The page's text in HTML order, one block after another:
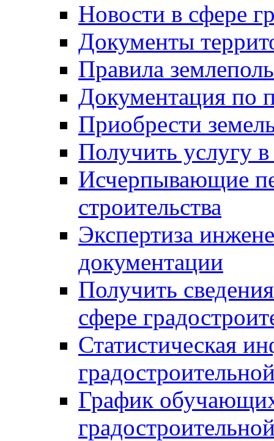
Новости в сфере
Документы
Правила
Документация по
Приобрести
Получить услугу в
Исчерпывающие
строительства
Экспертиза
документации
Получить
сфере
Статистическая
График